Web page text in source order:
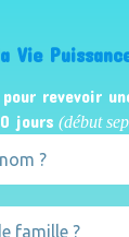
Vie
revevoir
jours (début